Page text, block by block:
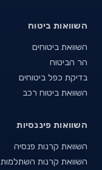
השוואות ביטוח
השוואת ביטוחים
הר הביטוח
בדיקת כפל ביטוחים
השוואת ביטוח רכב
השוואות פיננסיות
השוואת קרנות פנסיה
השוואת קרנות השתלמות